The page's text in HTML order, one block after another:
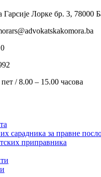
Лорке бр. 3, 78000
/ 8.00 – 15.00 часова
сарадника за правне
приправника